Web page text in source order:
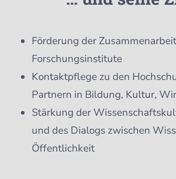
Förderung der
Forschungsinstitute
Kontaktpflege zu den
Partnern in Bildung, Kultur,
Stärkung der
und des Dialogs zwischen
Öffentlichkeit